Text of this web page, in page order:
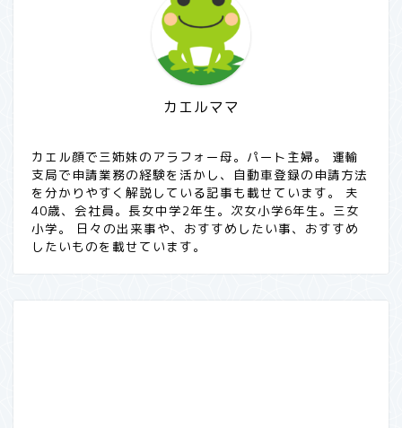
カエルママ
カエル顔で三姉妹のアラフォー母。パート主婦。 運輸
支局で申請業務の経験を活かし、自動車登録の申請方法
を分かりやすく解説している記事も載せています。 夫
40歳、会社員。長女中学2年生。次女小学6年生。三女
小学。 日々の出来事や、おすすめしたい事、おすすめ
したいものを載せています。